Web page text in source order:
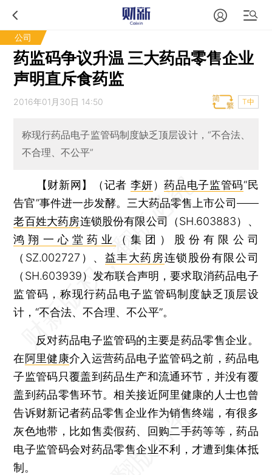
公司
药监码争议升温 三大药品零售企业
声明直斥食药监
2016年01月30日 14:50 T中
称现行药品电子监管码制度缺乏顶层设计，“不合法、
不合理、不公平”
【财新网】（记者 李妍）药品电子监管码“民
告官”事件进一步发酵。三大药品零售上市公司——
老百姓大药房连锁股份有限公司（SH.603883）、
鸿翔一心堂药业
（集团）股份有限公司
（SZ.002727）、 益丰大药房连锁股份有限公司
（SH.603939）发布联合声明，要求取消药品电子
监管码，称现行药品电子监管码制度缺乏顶层设
计，“不合法、不合理、不公平”。
反对药品电子监管码的主要是药品零售企业。
在阿里健康介入运营药品电子监管码之前，药品电
子监管码只覆盖到药品生产和流通环节，并没有覆
盖到药品零售环节。相关接近阿里健康的人士也曾
告诉财新记者药品零售企业作为销售终端，有很多
灰色地带，比如售卖假药、回购二手药等等，药品
电子监管码会对药品零售企业不利，才遭到集体抵
制。